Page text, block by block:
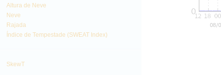
Altura de Neve
Neve
Rajada
Índice de Tempestade (SWEAT Index)
SkewT